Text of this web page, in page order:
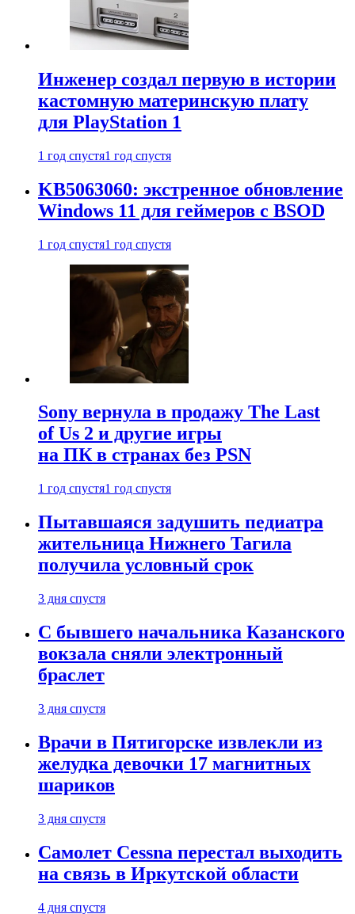
Инженер создал первую в истории
кастомную материнскую плату
для PlayStation 1
1 год спустя1 год спустя
KB5063060: экстренное обновление
Windows 11 для геймеров с BSOD
1 год спустя1 год спустя
Sony вернула в продажу The Last
of Us 2 и другие игры
на ПК в странах без PSN
1 год спустя1 год спустя
Пытавшаяся задушить педиатра
жительница Нижнего Тагила
получила условный срок
3 дня спустя
С бывшего начальника Казанского
вокзала сняли электронный
браслет
3 дня спустя
Врачи в Пятигорске извлекли из
желудка девочки 17 магнитных
шариков
3 дня спустя
Самолет Cessna перестал выходить
на связь в Иркутской области
4 дня спустя